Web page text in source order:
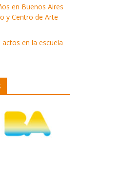
en Buenos Aires
y Centro de Arte
en la escuela